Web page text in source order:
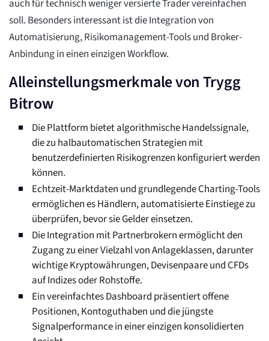
auch für technisch weniger versierte Trader vereinfachen
soll. Besonders interessant ist die Integration von
Automatisierung, Risikomanagement-Tools und Broker-
Anbindung in einen einzigen Workflow.
Alleinstellungsmerkmale von Trygg
Bitrow
Die Plattform bietet algorithmische Handelssignale,
die zu halbautomatischen Strategien mit
benutzerdefinierten Risikogrenzen konfiguriert werden
können.
Echtzeit-Marktdaten und grundlegende Charting-Tools
ermöglichen es Händlern, automatisierte Einstiege zu
überprüfen, bevor sie Gelder einsetzen.
Die Integration mit Partnerbrokern ermöglicht den
Zugang zu einer Vielzahl von Anlageklassen, darunter
wichtige Kryptowährungen, Devisenpaare und CFDs
auf Indizes oder Rohstoffe.
Ein vereinfachtes Dashboard präsentiert offene
Positionen, Kontoguthaben und die jüngste
Signalperformance in einer einzigen konsolidierten